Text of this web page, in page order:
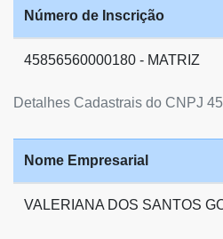
Detalhes Cadastrais do CNPJ
Número de Inscrição
45856560000180 - MATRIZ
Nome Empresarial
VALERIANA DOS SANTOS